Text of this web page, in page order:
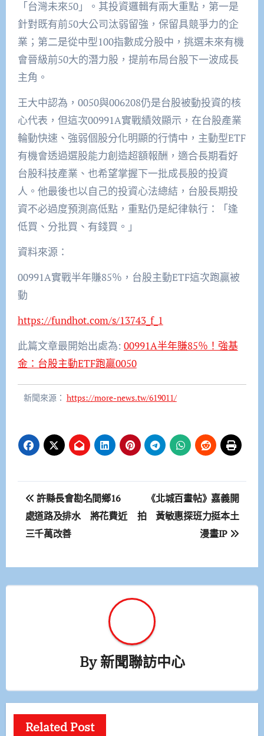
「台灣未來50」。其投資邏輯有兩大重點，第一是
針對既有前50大公司汰弱留強，保留具競爭力的企
業；第二是從中型100指數成分股中，挑選未來有機
會晉級前50大的潛力股，提前布局台股下一波成長
主角。
王大中認為，0050與006208仍是台股被動投資的核
心代表，但這次00991A實戰績效顯示，在台股產業
輪動快速、強弱個股分化明顯的行情中，主動型ETF
有機會透過選股能力創造超額報酬，適合長期看好
台股科技產業、也希望掌握下一批成長股的投資
人。他最後也以自己的投資心法總結，台股長期投
資不必過度預測高低點，重點仍是紀律執行：「逢
低買、分批買、有錢買。」
資料來源：
00991A實戰半年賺85％，台股主動ETF這次跑贏被
動
https://fundhot.com/s/13743_f_1
此篇文章最開始出處為: 00991A半年賺85％！強基
金：台股主動ETF跑贏0050
新聞來源： https://more-news.tw/619011/
文
章
導
覽
許縣長會勘名間鄉16
處道路及排水 將花費近
三千萬改善
《北城百畫帖》嘉義開
拍 黃敏惠探班力挺本土
漫畫IP
By新聞聯訪中心
Related Post